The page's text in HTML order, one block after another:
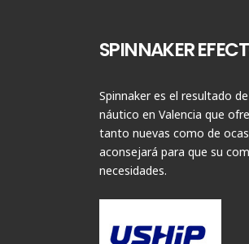
SPINNAKER
Spinnaker es el resultado
náutico en Valencia que
tanto nuevas como de
aconsejará para que su
necesidades.